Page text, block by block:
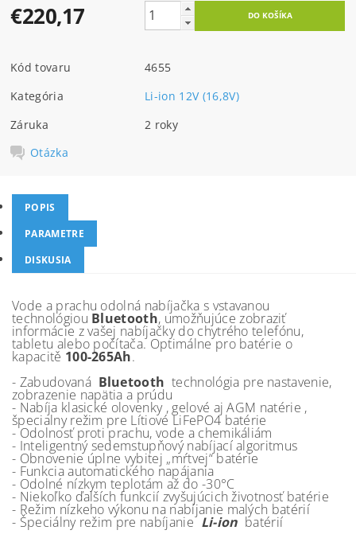
€220,17
Kód tovaru
4655
Kategória
Li-ion 12V (16,8V)
Záruka
2 roky
Otázka
POPIS
PARAMETRE
DISKUSIA
Vode a prachu odolná nabíjačka s vstavanou
technológiou Bluetooth, umožňujúce zobraziť
informácie z vašej nabíjačky do chytrého telefónu,
tabletu alebo počítača. Optimálne pro batérie o
kapacitě 100-265Ah.
- Zabudovaná Bluetooth technológia pre nastavenie,
zobrazenie napätia a prúdu
- Nabíja klasické olovenky , gelové aj AGM natérie ,
špecialny režim pre Lítiové LiFePO4 batérie
- Odolnosť proti prachu, vode a chemikáliám
- Inteligentný sedemstupňový nabíjací algoritmus
- Obnovenie úplne vybitej „mŕtvej“ batérie
- Funkcia automatického napájania
- Odolné nízkym teplotám až do -30°C
- Niekoľko ďalších funkcií zvyšujúcich životnosť batérie
- Režim nízkeho výkonu na nabíjanie malých batérií
- Špeciálny režim pre nabíjanie Li-ion batérií